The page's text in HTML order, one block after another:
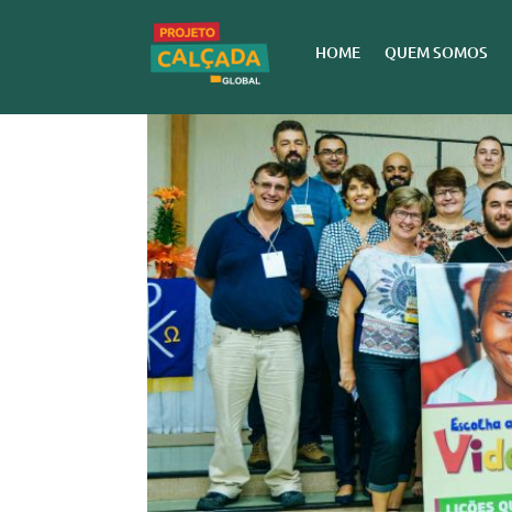
HOME QUEM SOMOS